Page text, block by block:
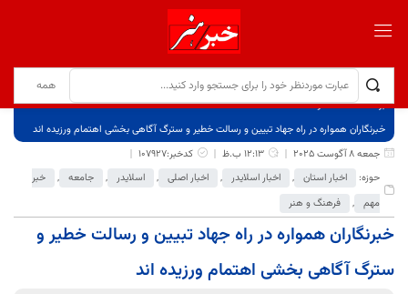
برگ نخست
نوشته‌ها
خبرنگاران همواره در راه جهاد تبیین و رسالت خطیر و سترگ آگاهی بخشی اهتمام ورزیده اند
جمعه 8 آگوست 2025
12:13 ب.ظ
کدخبر:107927
حوزه:
اخبار استان , اخبار اسلایدر , اخبار اصلی , اسلایدر , جامعه ,
خبر
مهم , فرهنگ و هنر
خبرنگاران همواره در راه جهاد تبیین و رسالت خطیر و
سترگ آگاهی بخشی اهتمام ورزیده اند